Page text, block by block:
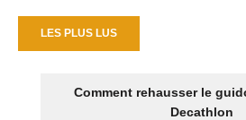
LES PLUS LUS
Comment rehausser le
Decathlon